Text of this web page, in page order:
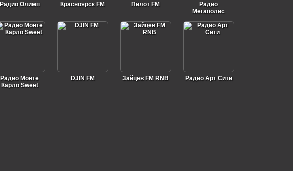
Радио Олимп Красноярск FM Пилот FM
Радио
Мегаполис
Радио Монте
Карло Sweet
DJIN FM Зайцев FM RNB Радио Арт Сити